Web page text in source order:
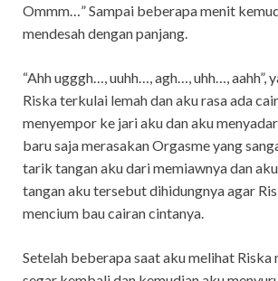
Ommm…” Sampai beberapa menit
mendesah dengan panjang.
“Ahh ugggh…, uuhh…, agh…, uhh…, aahh”,
Riska terkulai lemah dan aku rasa ada
menyempor ke jari aku dan aku
baru saja merasakan Orgasme yang
tarik tangan aku dari memiawnya dan
tangan aku tersebut dihidungnya agar
mencium bau cairan cintanya.
Setelah beberapa saat aku melihat Riska